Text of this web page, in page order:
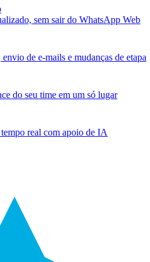
sem sair do WhatsApp Web
de e-mails e mudanças de etapa
do seu time em um só lugar
real com apoio de IA